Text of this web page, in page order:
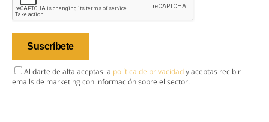
Al darte de alta aceptas la política de privacidady aceptas recibir
emails de marketing con información sobre el sector.